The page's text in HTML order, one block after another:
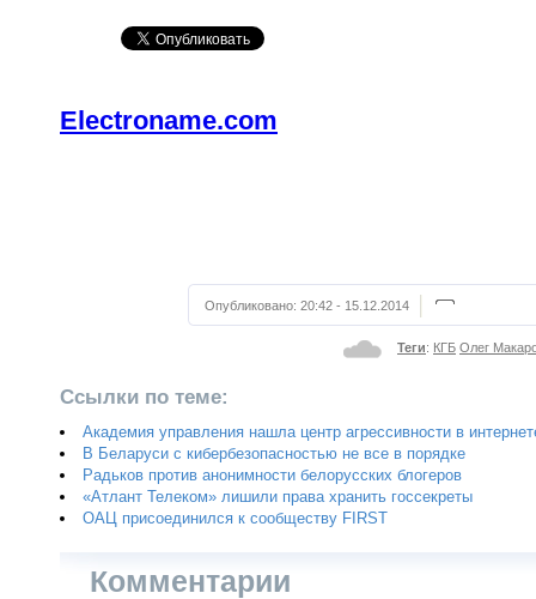
Electroname.com
Опубликовано: 20:42 - 15.12.2014
Теги: КГБ Олег
Ссылки по теме:
Академия управления нашла центр агрессивности в
В Беларуси с кибербезопасностью не все в порядке
Радьков против анонимности белорусских блогеров
«Атлант Телеком» лишили права хранить госсекреты
ОАЦ присоединился к сообществу FIRST
Комментарии